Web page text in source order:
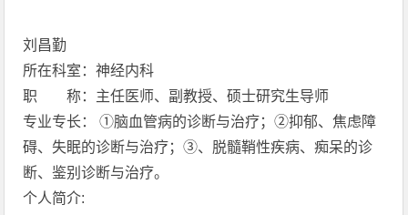
刘昌勤
所在科室：神经内科
职 称：主任医师、副教授、硕士研究生导师
专业专长： ①脑血管病的诊断与治疗；②抑郁、焦虑障
碍、失眠的诊断与治疗；③、脱髓鞘性疾病、痴呆的诊
断、鉴别诊断与治疗。
个人简介: